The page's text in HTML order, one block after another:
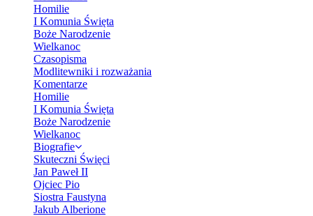
Homilie
I Komunia Święta
Boże Narodzenie
Wielkanoc
Czasopisma
Modlitewniki i rozważania
Komentarze
Homilie
I Komunia Święta
Boże Narodzenie
Wielkanoc
Biografie
Skuteczni Święci
Jan Paweł II
Ojciec Pio
Siostra Faustyna
Jakub Alberione